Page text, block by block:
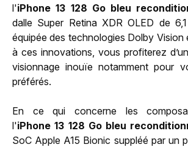
l'iPhone 13 128 Go bleu
dalle Super Retina XDR OLED de
équipée des technologies Dolby Vision
à ces innovations, vous profiterez
visionnage inouïe notamment pour
préférés.
En ce qui concerne les
l'iPhone 13 128 Go bleu
SoC Apple A15 Bionic suppléé par un